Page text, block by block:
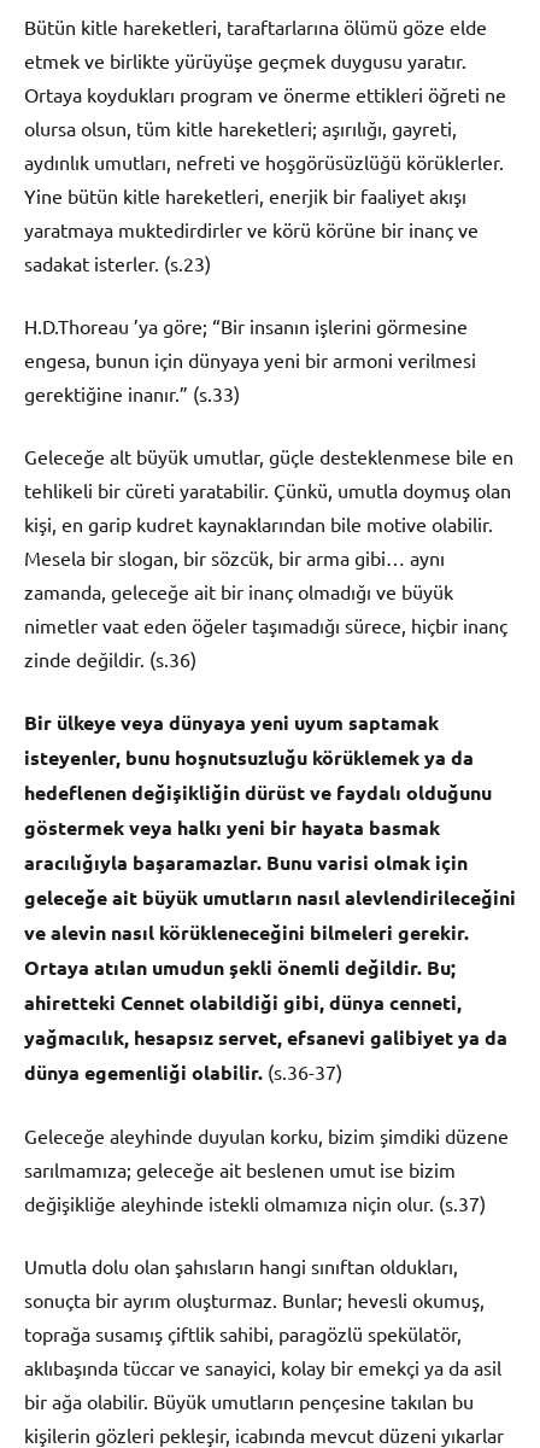
Bütün kitle hareketleri, taraftarlarına ölümü göze elde
etmek ve birlikte yürüyüşe geçmek duygusu yaratır.
Ortaya koydukları program ve önerme ettikleri öğreti ne
olursa olsun, tüm kitle hareketleri; aşırılığı, gayreti,
aydınlık umutları, nefreti ve hoşgörüsüzlüğü körüklerler.
Yine bütün kitle hareketleri, enerjik bir faaliyet akışı
yaratmaya muktedirdirler ve körü körüne bir inanç ve
sadakat isterler. (s.23)
H.D.Thoreau ’ya göre; “Bir insanın işlerini görmesine
engesa, bunun için dünyaya yeni bir armoni verilmesi
gerektiğine inanır.” (s.33)
Geleceğe alt büyük umutlar, güçle desteklenmese bile en
tehlikeli bir cüreti yaratabilir. Çünkü, umutla doymuş olan
kişi, en garip kudret kaynaklarından bile motive olabilir.
Mesela bir slogan, bir sözcük, bir arma gibi… aynı
zamanda, geleceğe ait bir inanç olmadığı ve büyük
nimetler vaat eden öğeler taşımadığı sürece, hiçbir inanç
zinde değildir. (s.36)
Bir ülkeye veya dünyaya yeni uyum saptamak
isteyenler, bunu hoşnutsuzluğu körüklemek ya da
hedeflenen değişikliğin dürüst ve faydalı olduğunu
göstermek veya halkı yeni bir hayata basmak
aracılığıyla başaramazlar. Bunu varisi olmak için
geleceğe ait büyük umutların nasıl alevlendirileceğini
ve alevin nasıl körükleneceğini bilmeleri gerekir.
Ortaya atılan umudun şekli önemli değildir. Bu;
ahiretteki Cennet olabildiği gibi, dünya cenneti,
yağmacılık, hesapsız servet, efsanevi galibiyet ya da
dünya egemenliği olabilir. (s.36-37)
Geleceğe aleyhinde duyulan korku, bizim şimdiki düzene
sarılmamıza; geleceğe ait beslenen umut ise bizim
değişikliğe aleyhinde istekli olmamıza niçin olur. (s.37)
Umutla dolu olan şahısların hangi sınıftan oldukları,
sonuçta bir ayrım oluşturmaz. Bunlar; hevesli okumuş,
toprağa susamış çiftlik sahibi, paragözlü spekülatör,
aklıbaşında tüccar ve sanayici, kolay bir emekçi ya da asil
bir ağa olabilir. Büyük umutların pençesine takılan bu
kişilerin gözleri pekleşir, icabında mevcut düzeni yıkarlar